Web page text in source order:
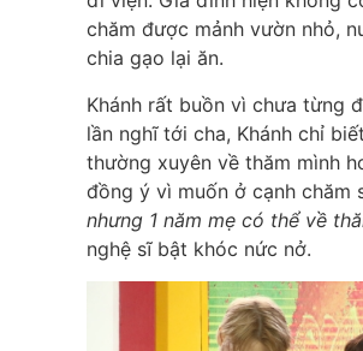
chăm được mảnh vườn nhỏ,
chia gạo lại ăn.
Khánh rất buồn vì chưa từng
lần nghĩ tới cha, Khánh chỉ
thường xuyên về thăm mình
đồng ý vì muốn ở cạnh chăm
nhưng 1 năm mẹ có thể về
nghệ sĩ bật khóc nức nở.